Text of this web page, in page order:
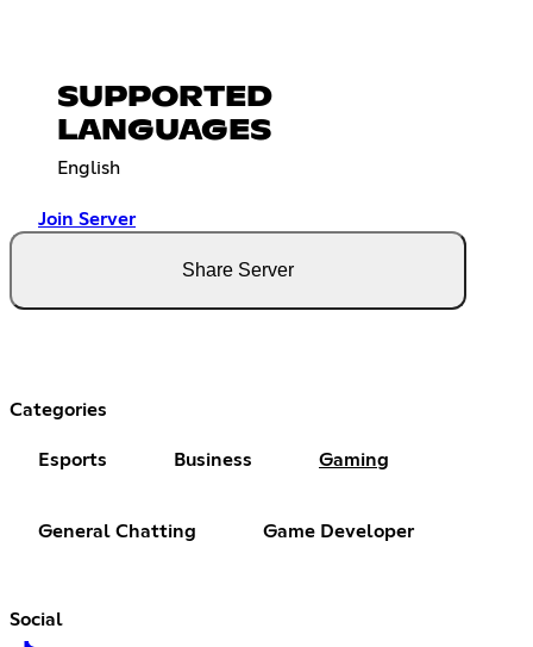
SUPPORTED
LANGUAGES
English
Join Server
Share Server
Categories
Esports Business Gaming
General Chatting Game Developer
Social